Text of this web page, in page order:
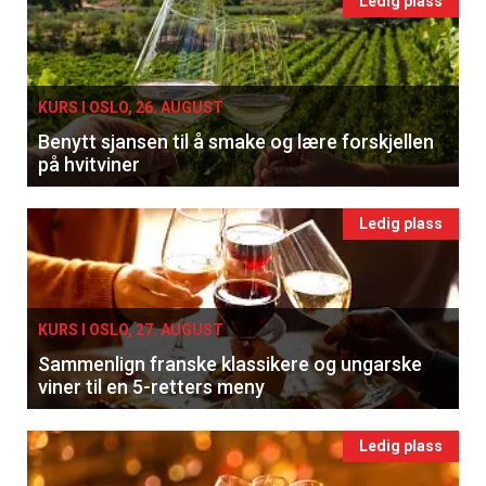
KURS I OSLO, 26. AUGUST
Benytt sjansen til å smake og lære forskjellen
på hvitviner
Ledig plass
KURS I OSLO, 27. AUGUST
Sammenlign franske klassikere og ungarske
viner til en 5-retters meny
Ledig plass